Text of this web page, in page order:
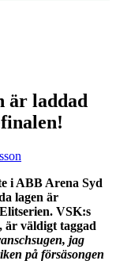
är laddad
i ABB Arena Syd
lagen är
VSK:s
är väldigt taggad
jag
på försäsongen